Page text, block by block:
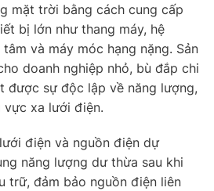
mặt trời bằng cách cung cấp
bị lớn như thang máy, hệ
và máy móc hạng nặng. Sản
doanh nghiệp nhỏ, bù đắp chi
được sự độc lập về năng lượng,
vực xa lưới điện.
điện và nguồn điện dự
năng lượng dư thừa sau khi
trữ, đảm bảo nguồn điện liên